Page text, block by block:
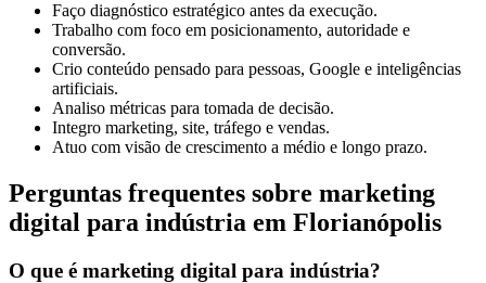
Faço diagnóstico estratégico antes da execução.
Trabalho com foco em posicionamento, autoridade e
conversão.
Crio conteúdo pensado para pessoas, Google e inteligências
artificiais.
Analiso métricas para tomada de decisão.
Integro marketing, site, tráfego e vendas.
Atuo com visão de crescimento a médio e longo prazo.
Perguntas frequentes sobre marketing
digital para indústria em Florianópolis
O que é marketing digital para indústria?